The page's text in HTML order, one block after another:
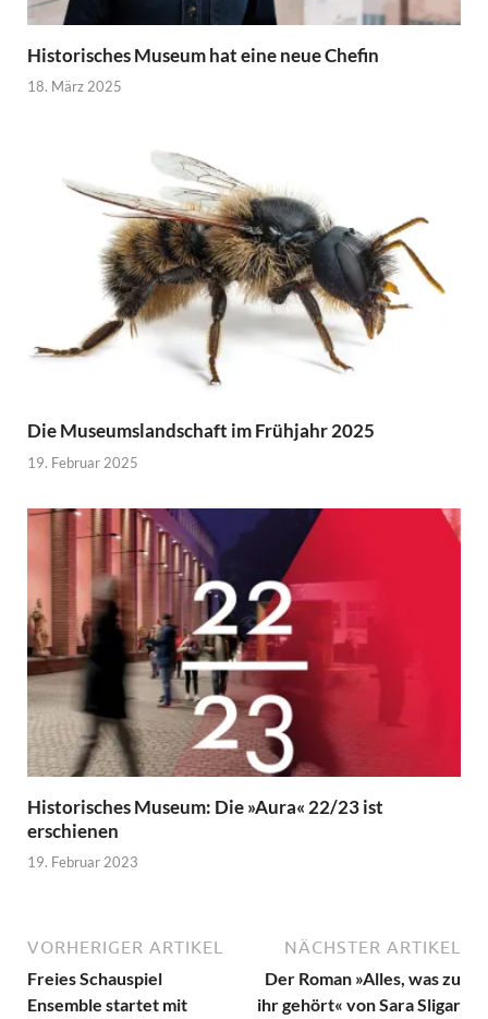
Historisches Museum hat eine neue Chefin
18. März 2025
Die Museumslandschaft im Frühjahr 2025
19. Februar 2025
Historisches Museum: Die »Aura« 22/23 ist
erschienen
19. Februar 2023
VORHERIGER ARTIKEL
Freies Schauspiel
Ensemble startet mit
NÄCHSTER ARTIKEL
Der Roman »Alles, was zu
ihr gehört« von Sara Sligar